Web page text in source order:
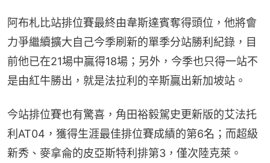
阿布札比站排位賽最終由韋斯達賓奪得頭位，他將會
力爭繼續擴大自己今季刷新的單季分站勝利紀錄，目
前他已在21場中贏得18場；另外，今季也只得一站不
是由紅牛勝出，就是法拉利的辛斯贏出新加坡站。
今站排位賽也有驚喜，角田裕毅駕史更新版的艾法托
利AT04，獲得生涯最佳排位賽成績的第6名；而超級
新秀、麥拿侖的皮亞斯特利排第3，僅次陸克萊。